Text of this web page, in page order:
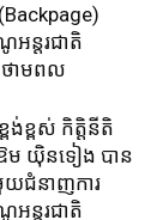
អន្តរជាតិ
ថាមពល​
ខ្ពស់ កិត្តិនីតិ
ម យ៉ិនទៀង បាន
យជំនាញការ
អន្តរជាតិ